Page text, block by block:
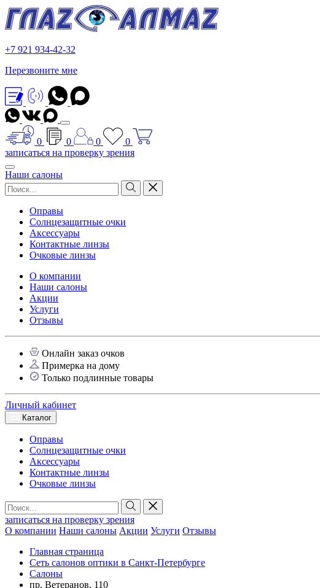
+7 921 934-42-32
Перезвоните мне
0 0 0
0
записаться на проверку зрения
Наши салоны
Оправы
Солнцезащитные очки
Аксессуары
Контактные линзы
Очковые линзы
О компании
Наши салоны
Акции
Услуги
Отзывы
Онлайн заказ очков
Примерка на дому
Только подлинные товары
Личный кабинет
Каталог
Оправы
Солнцезащитные очки
Аксессуары
Контактные линзы
Очковые линзы
записаться на проверку зрения
О компании Наши салоны Акции Услуги Отзывы
Главная страница
Сеть салонов оптики в Санкт-Петербурге
Салоны
пр. Ветеранов, 110